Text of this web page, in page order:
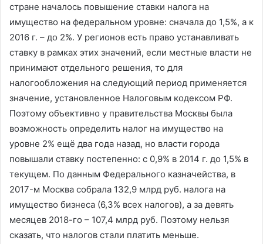
стране началось повышение ставки налога на
имущество на федеральном уровне: сначала до 1,5%, а к
2016 г. – до 2%. У регионов есть право устанавливать
ставку в рамках этих значений, если местные власти не
принимают отдельного решения, то для
налогообложения на следующий период применяется
значение, установленное Налоговым кодексом РФ.
Поэтому объективно у правительства Москвы была
возможность определить налог на имущество на
уровне 2% ещё два года назад, но власти города
повышали ставку постепенно: с 0,9% в 2014 г. до 1,5% в
текущем. По данным Федерального казначейства, в
2017-м Москва собрала 132,9 млрд руб. налога на
имущество бизнеса (6,3% всех налогов), а за девять
месяцев 2018-го – 107,4 млрд руб. Поэтому нельзя
сказать, что налогов стали платить меньше.